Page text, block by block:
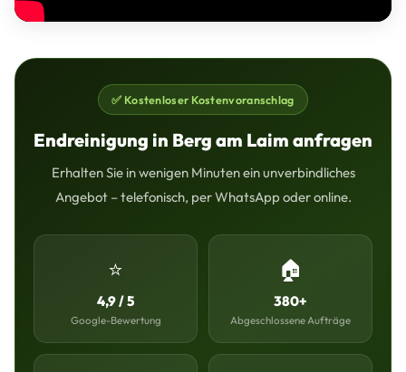
✅ Kostenloser Kostenvoranschlag
Endreinigung in Berg am Laim anfragen
Erhalten Sie in wenigen Minuten ein unverbindliches
Angebot – telefonisch, per WhatsApp oder online.
⭐
4,9 / 5
Google-Bewertung
🏠
380+
Abgeschlossene Aufträge